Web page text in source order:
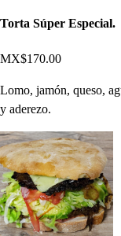
Torta Súper Especial.
MX$170.00
Lomo, jamón, queso,
y aderezo.